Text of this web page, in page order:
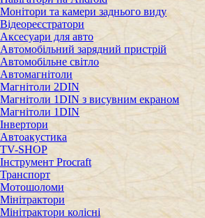
Монітори та камери заднього виду
Відеореєстратори
Аксесуари для авто
Автомобільний зарядний пристрій
Автомобільне світло
Автомагнітоли
Магнітоли 2DIN
Магнітоли 1DIN з висувним екраном
Магнітоли 1DIN
Інвертори
Автоакустика
TV-SHOP
Інструмент Procraft
Транспорт
Мотошоломи
Мінітрактори
Мінітрактори колісні